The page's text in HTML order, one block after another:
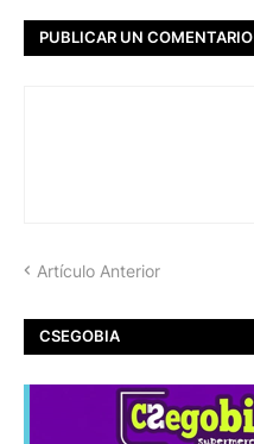
PUBLICAR UN COMENTARIO
Artículo Anterior
CSEGOBIA